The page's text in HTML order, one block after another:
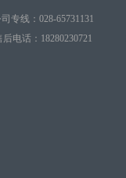
专线：028-65731131
后电话：18280230721